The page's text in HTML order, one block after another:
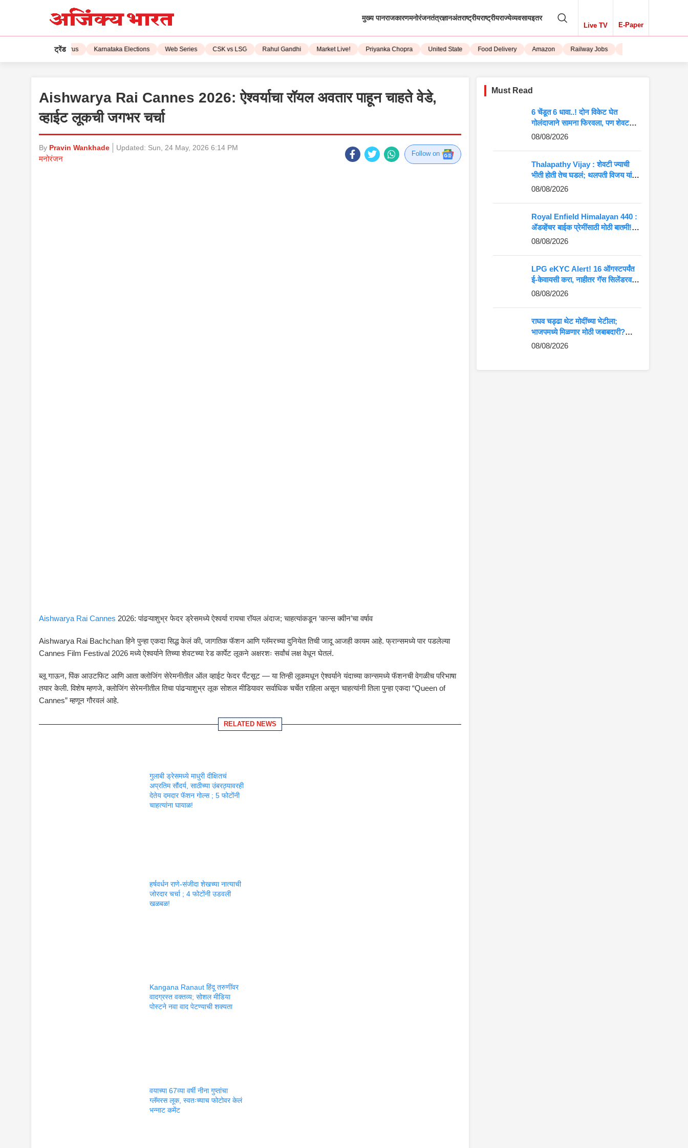
मुख्य पानराजकारणमनोरंजनतंत्रज्ञानअंतराष्ट्रीयराष्ट्रीयराज्येव्यवसायइतर
Live TV E-Paper
ट्रेंड
Corona Virus Karnataka Elections Web Series CSK vs LSG Rahul Gandhi Market Live! Priyanka Chopra United State Food Delivery Amazon Railway Jobs iPhone 15
Aishwarya Rai Cannes 2026: ऐश्वर्याचा रॉयल अवतार पाहून चाहते वेडे,
व्हाईट लूकची जगभर चर्चा
By Pravin Wankhade Updated: Sun, 24 May, 2026 6:14 PM
मनोरंजन
Follow on
Aishwarya Rai Cannes 2026: पांढऱ्याशुभ्र फेदर ड्रेसमध्ये ऐश्वर्या रायचा रॉयल अंदाज; चाहत्यांकडून ‘कान्स क्वीन’चा वर्षाव
Aishwarya Rai Bachchanहिने पुन्हा एकदा सिद्ध केलं की, जागतिक फॅशन आणि ग्लॅमरच्या दुनियेत तिची जादू आजही कायम आहे. फ्रान्समध्ये पार पडलेल्या
Cannes Film Festival 2026मध्ये ऐश्वर्याने तिच्या शेवटच्या रेड कार्पेट लूकने अक्षरशः सर्वांचं लक्ष वेधून घेतलं.
ब्लू गाऊन, पिंक आउटफिट आणि आता क्लोजिंग सेरेमनीतील ऑल व्हाईट फेदर पँटसूट — या तिन्ही लूकमधून ऐश्वर्याने यंदाच्या कान्समध्ये फॅशनची वेगळीच परिभाषा
तयार केली. विशेष म्हणजे, क्लोजिंग सेरेमनीतील तिचा पांढऱ्याशुभ्र लूक सोशल मीडियावर सर्वाधिक चर्चेत राहिला असून चाहत्यांनी तिला पुन्हा एकदा “Queen of
Cannes” म्हणून गौरवलं आहे.
RELATED NEWS
गुलाबी ड्रेसमध्ये माधुरी दीक्षितचं
अप्रतिम सौंदर्य, साठीच्या उंबरठ्यावरही
देतेय दमदार फॅशन गोल्स ; 5 फोटोंनी
चाहत्यांना घायाळ!
हर्षवर्धन राणे-संजीदा शेखच्या नात्याची
जोरदार चर्चा ; 4 फोटोंनी उडवली
खळबळ!
Kangana Ranaut हिंदू तरुणींवर
वादग्रस्त वक्तव्य; सोशल मीडिया
पोस्टने नवा वाद पेटण्याची शक्यता
वयाच्या 67व्या वर्षी नीना गुप्तांचा
ग्लॅमरस लूक, स्वतःच्याच फोटोवर केलं
भन्नाट कमेंट
Must Read
6 चेंडूत 6 धावा..! दोन विकेट घेत
गोलंदाजाने सामना फिरवला, पण शेवटची
एक चूक अन् विजय हातातून गेला
08/08/2026
Thalapathy Vijay : शेवटी ज्याची
भीती होती तेच घडलं; थलपती विजय यांना
मोठा झटका, 37 खासदारांची दांडी!
08/08/2026
Royal Enfield Himalayan 440 :
ॲडव्हेंचर बाईक प्रेमींसाठी मोठी बातमी!
दमदार हिमालयन 440 लवकरच बाजारात
08/08/2026
LPG eKYC Alert! 16 ऑगस्टपर्यंत
ई-केवायसी करा, नाहीतर गॅस सिलेंडरवर
येणार संकट?
08/08/2026
राघव चड्ढा थेट मोदींच्या भेटीला;
भाजपमध्ये मिळणार मोठी जबाबदारी?
पंजाबमध्ये चर्चांना उधाण
08/08/2026